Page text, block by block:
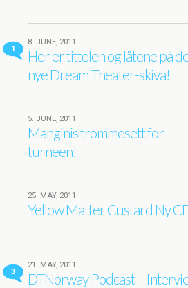
1
8. JUNE, 2011
Her er tittelen og låtene på
nye Dream Theater-skiva!
5. JUNE, 2011
Manginis trommesett for
turneen!
25. MAY, 2011
Yellow Matter Custard Ny
3
21. MAY, 2011
DTNorway Podcast –